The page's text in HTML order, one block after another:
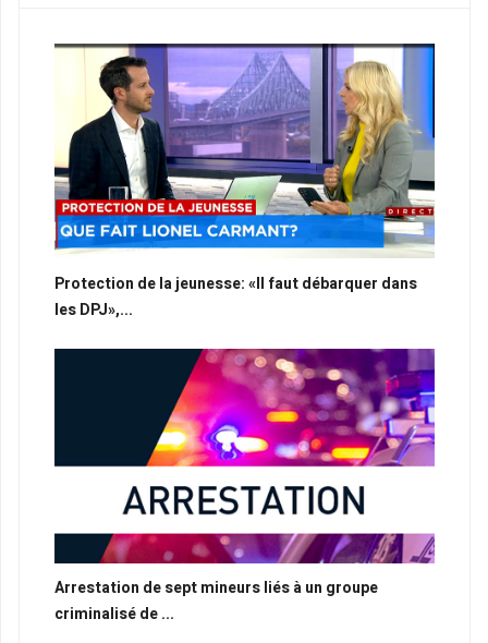
Protection de la jeunesse: «Il faut débarquer dans
les DPJ»,...
Arrestation de sept mineurs liés à un groupe
criminalisé de ...